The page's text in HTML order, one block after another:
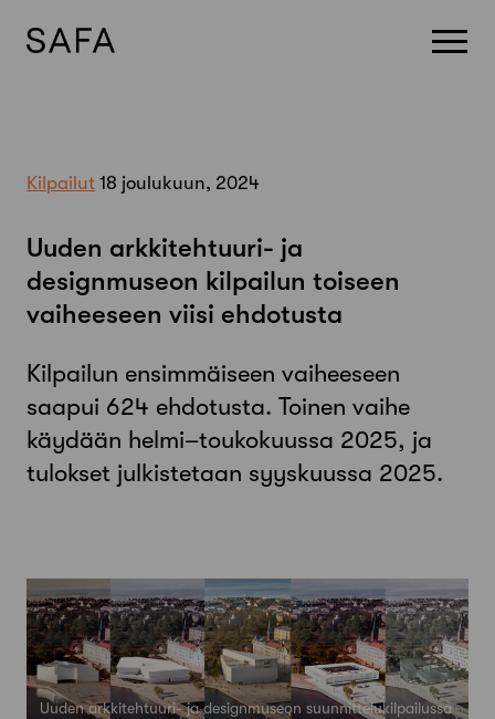
Kilpailut 18 joulukuun, 2024
Uuden arkkitehtuuri- ja
designmuseon kilpailun toiseen
vaiheeseen viisi ehdotusta
Kilpailun ensimmäiseen vaiheeseen
saapui 624 ehdotusta. Toinen vaihe
käydään helmi–toukokuussa 2025, ja
tulokset julkistetaan syyskuussa 2025.
Uuden arkkitehtuuri- ja designmuseon suunnittelukilpailussa